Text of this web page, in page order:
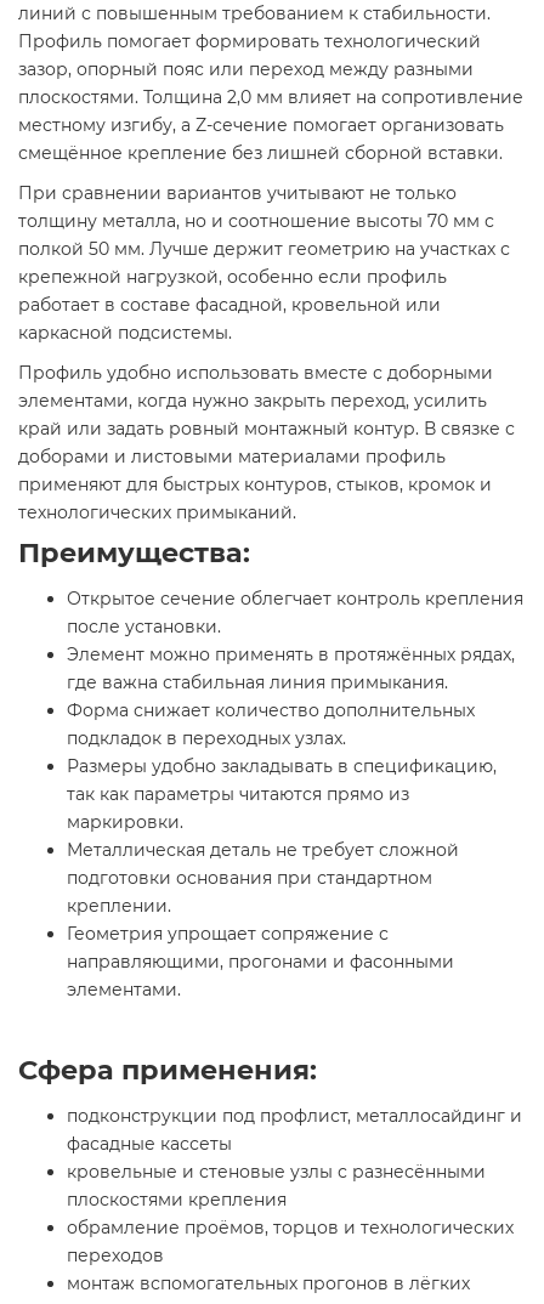
линий с повышенным требованием к стабильности.
Профиль помогает формировать технологический
зазор, опорный пояс или переход между разными
плоскостями. Толщина 2,0 мм влияет на сопротивление
местному изгибу, а Z-сечение помогает организовать
смещённое крепление без лишней сборной вставки.
При сравнении вариантов учитывают не только
толщину металла, но и соотношение высоты 70 мм с
полкой 50 мм. Лучше держит геометрию на участках с
крепежной нагрузкой, особенно если профиль
работает в составе фасадной, кровельной или
каркасной подсистемы.
Профиль удобно использовать вместе с доборными
элементами, когда нужно закрыть переход, усилить
край или задать ровный монтажный контур. В связке с
доборами и листовыми материалами профиль
применяют для быстрых контуров, стыков, кромок и
технологических примыканий.
Преимущества:
Открытое сечение облегчает контроль крепления
после установки.
Элемент можно применять в протяжённых рядах,
где важна стабильная линия примыкания.
Форма снижает количество дополнительных
подкладок в переходных узлах.
Размеры удобно закладывать в спецификацию,
так как параметры читаются прямо из
маркировки.
Металлическая деталь не требует сложной
подготовки основания при стандартном
креплении.
Геометрия упрощает сопряжение с
направляющими, прогонами и фасонными
элементами.
Сфера применения:
подконструкции под профлист, металлосайдинг и
фасадные кассеты
кровельные и стеновые узлы с разнесёнными
плоскостями крепления
обрамление проёмов, торцов и технологических
переходов
монтаж вспомогательных прогонов в лёгких